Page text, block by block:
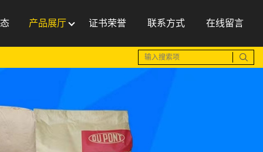
产品展厅 证书荣誉 联系方式 在线留言